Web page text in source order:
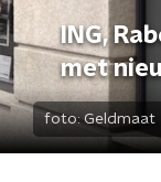
ING,
met
foto:Geldmaat